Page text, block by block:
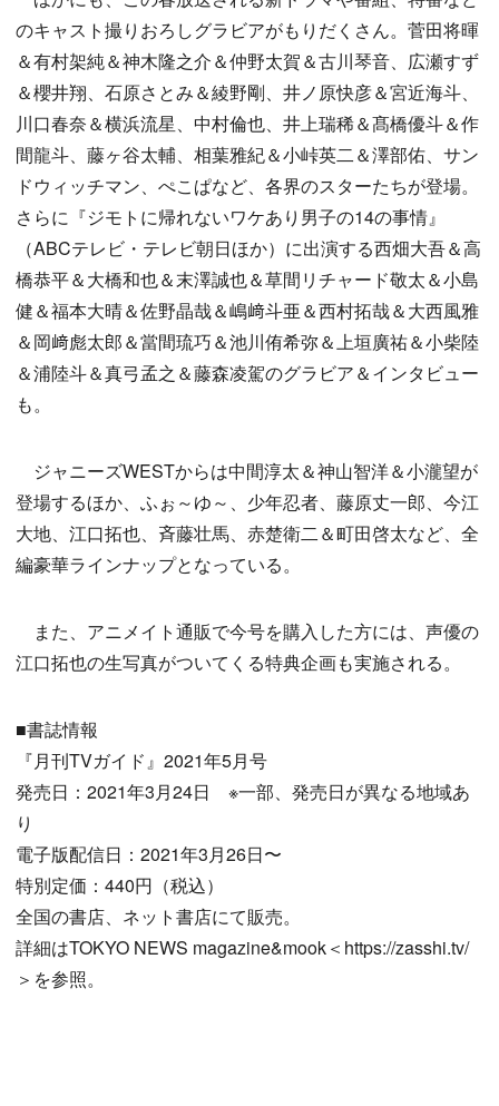
のキャスト撮りおろしグラビアがもりだくさん。菅田将暉
＆有村架純＆神木隆之介＆仲野太賀＆古川琴音、広瀬すず
＆櫻井翔、石原さとみ＆綾野剛、井ノ原快彦＆宮近海斗、
川口春奈＆横浜流星、中村倫也、井上瑞稀＆髙橋優斗＆作
間龍斗、藤ヶ谷太輔、相葉雅紀＆小峠英二＆澤部佑、サン
ドウィッチマン、ぺこぱなど、各界のスターたちが登場。
さらに『ジモトに帰れないワケあり男子の14の事情』
（ABCテレビ・テレビ朝日ほか）に出演する西畑大吾＆高
橋恭平＆大橋和也＆末澤誠也＆草間リチャード敬太＆小島
健＆福本大晴＆佐野晶哉＆嶋﨑斗亜＆西村拓哉＆大西風雅
＆岡﨑彪太郎＆當間琉巧＆池川侑希弥＆上垣廣祐＆小柴陸
＆浦陸斗＆真弓孟之＆藤森凌駕のグラビア＆インタビュー
も。
ジャニーズWESTからは中間淳太＆神山智洋＆小瀧望が
登場するほか、ふぉ～ゆ～、少年忍者、藤原丈一郎、今江
大地、江口拓也、斉藤壮馬、赤楚衛二＆町田啓太など、全
編豪華ラインナップとなっている。
また、アニメイト通販で今号を購入した方には、声優の
江口拓也の生写真がついてくる特典企画も実施される。
■書誌情報
『月刊TVガイド』2021年5月号
発売日：2021年3月24日 ※一部、発売日が異なる地域あ
り
電子版配信日：2021年3月26日〜
特別定価：440円（税込）
全国の書店、ネット書店にて販売。
詳細はTOKYO NEWS magazine&mook＜https://zasshi.tv/
＞を参照。